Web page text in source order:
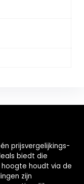
prijsvergelijkings-
biedt die
houdt via de
zijn